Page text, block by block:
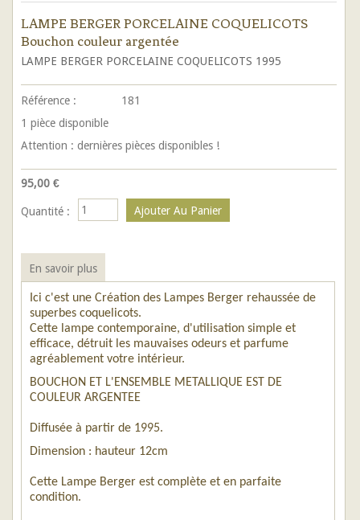
LAMPE BERGER PORCELAINE COQUELICOTS
Bouchon couleur argentée
LAMPE BERGER PORCELAINE COQUELICOTS 1995
Référence :
181
1 pièce disponible
Attention : dernières pièces disponibles !
95,00 €
Quantité :
En savoir plus
Ici c'est une Création des Lampes Berger rehaussée de
superbes coquelicots.
Cette lampe contemporaine, d'utilisation simple et
efficace, détruit les mauvaises odeurs et parfume
agréablement votre intérieur.
BOUCHON ET L'ENSEMBLE METALLIQUE EST DE
COULEUR ARGENTEE
Diffusée à partir de 1995.
Dimension : hauteur 12cm
Cette Lampe Berger est complète et en parfaite
condition.